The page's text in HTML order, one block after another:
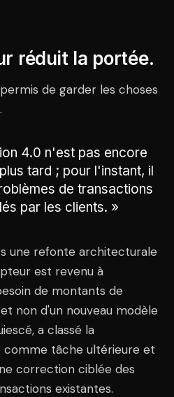
réduit la portée.
de garder les choses
4.0 n'est pas encore
tard ; pour l'instant, il
de transactions
par les clients. »
une refonte architecturale
est revenu à
de montants de
non d'un nouveau modèle
a classé la
tâche ultérieure et
correction ciblée des
existantes.